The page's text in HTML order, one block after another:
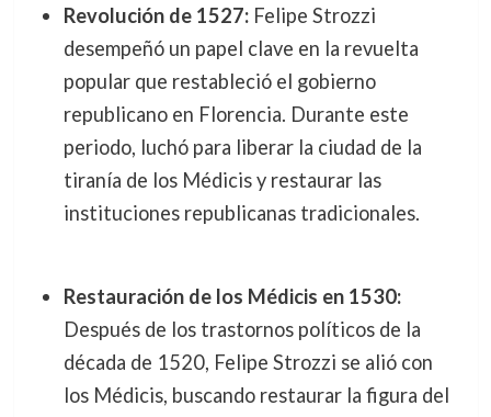
Revolución de 1527:Felipe Strozzi
desempeñó un papel clave en la revuelta
popular que restableció el gobierno
republicano en Florencia. Durante este
periodo, luchó para liberar la ciudad de la
tiranía de los Médicis y restaurar las
instituciones republicanas tradicionales.
Restauración de los Médicis en 1530:
Después de los trastornos políticos de la
década de 1520, Felipe Strozzi se alió con
los Médicis, buscando restaurar la figura del